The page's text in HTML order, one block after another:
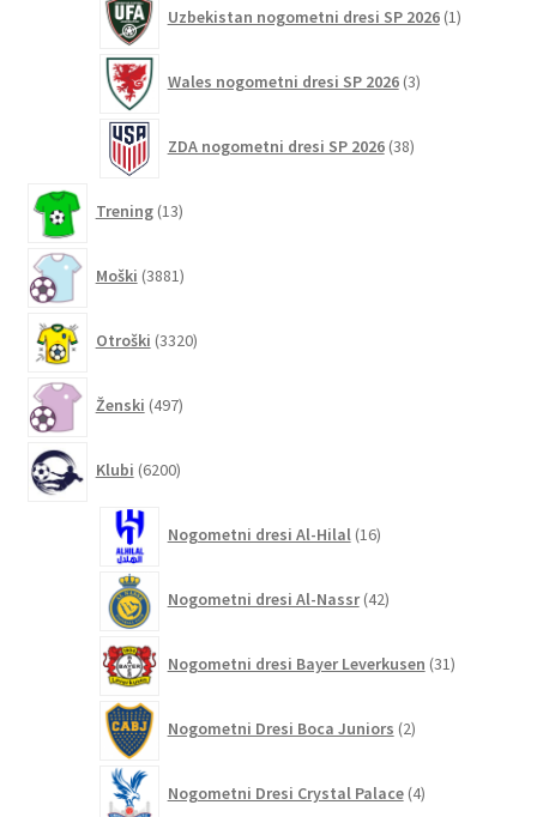
Uzbekistan nogometni dresi SP 2026 1izdelek
Wales nogometni dresi SP 2026 3izdelki
ZDA nogometni dresi SP 2026 38izdelkov
Trening 13izdelkov
Moški 3881izdelkov
Otroški 3320izdelkov
Ženski 497izdelkov
Klubi 6200izdelkov
Nogometni dresi Al-Hilal 16izdelkov
Nogometni dresi Al-Nassr 42izdelkov
Nogometni dresi Bayer Leverkusen 31izdelkov
Nogometni Dresi Boca Juniors 2izdelka
Nogometni Dresi Crystal Palace 4izdelki